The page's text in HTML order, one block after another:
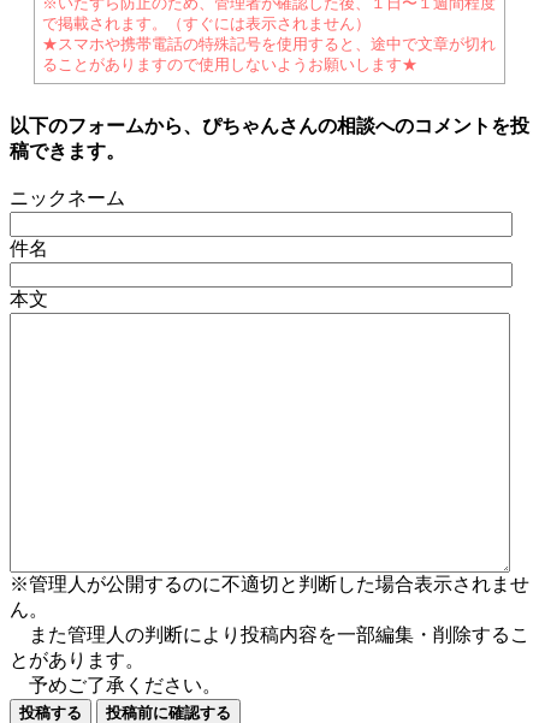
で掲載されます。（すぐには表示されません）
★スマホや携帯電話の特殊記号を使用すると、途中で文章が切れ
ることがありますので使用しないようお願いします★
以下のフォームから、ぴちゃんさんの相談へのコメントを投
稿できます。
ニックネーム
件名
本文
※管理人が公開するのに不適切と判断した場合表示されませ
ん。
また管理人の判断により投稿内容を一部編集・削除するこ
とがあります。
予めご了承ください。